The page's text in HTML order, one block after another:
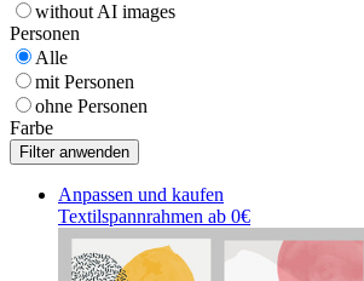
without AI images
Personen
Alle
mit Personen
ohne Personen
Farbe
Anpassen und kaufen
Textilspannrahmen ab 0€